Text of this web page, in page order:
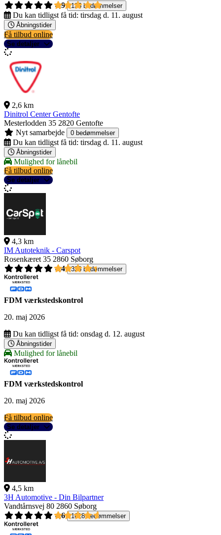
4,9
135 bedømmelser
Du kan tidligst få tid: tirsdag d. 11. august
Åbningstider
Få tilbud online
Se detaljer
2,6 km
Dinitrol Center Gentofte
Mesterlodden 35 2820 Gentofte
Nyt samarbejde
0 bedømmelser
Du kan tidligst få tid: tirsdag d. 11. august
Åbningstider
Mulighed for lånebil
Få tilbud online
Se detaljer
4,3 km
IM Autoteknik - Carspot
Rosenkæret 35 2860 Søborg
4,4
326 bedømmelser
FDM værkstedskontrol
20. maj 2026
Du kan tidligst få tid: onsdag d. 12. august
Åbningstider
Mulighed for lånebil
FDM værkstedskontrol
20. maj 2026
Få tilbud online
Se detaljer
4,5 km
3H Automotive - Din Bilpartner
Vandtårnsvej 80 2860 Søborg
4,6
1618 bedømmelser